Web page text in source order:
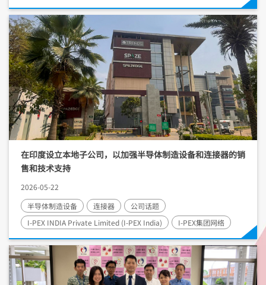
在印度设立本地子公司，以加强半导体制造设备和连接器的销
售和技术支持
2026-05-22
半导体制造设备
连接器
公司话题
I-PEX INDIA Private Limited (I-PEX India) I-PEX集团网络